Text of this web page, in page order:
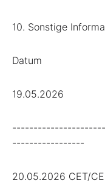
10. Sonstige
Datum
19.05.2026
-----------------
20.05.2026 CET/